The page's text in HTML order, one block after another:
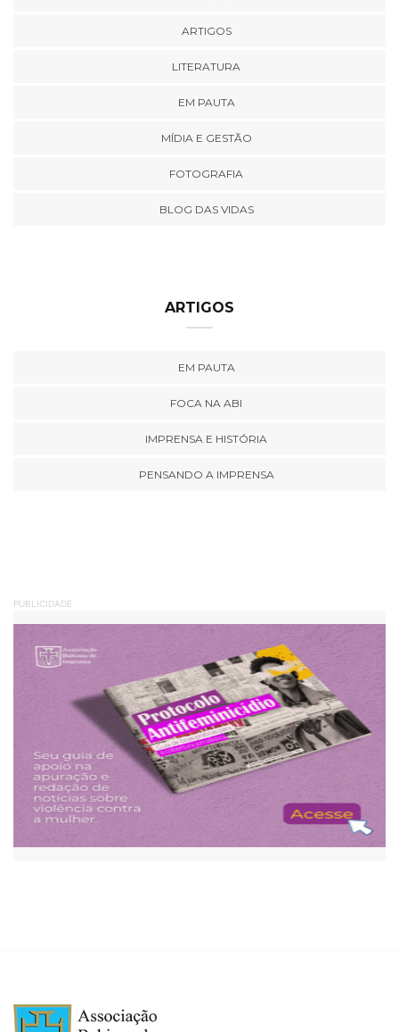
ARTIGOS
LITERATURA
EM PAUTA
MÍDIA E GESTÃO
FOTOGRAFIA
BLOG DAS VIDAS
ARTIGOS
EM PAUTA
FOCA NA ABI
IMPRENSA E HISTÓRIA
PENSANDO A IMPRENSA
PUBLICIDADE